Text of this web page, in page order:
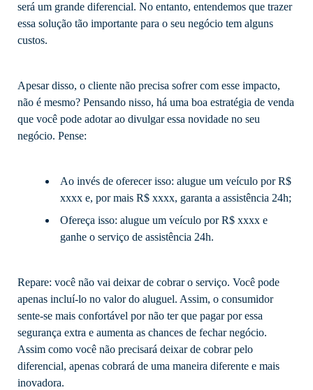
será um grande diferencial. No entanto, entendemos que trazer
essa solução tão importante para o seu negócio tem alguns
custos.
Apesar disso, o cliente não precisa sofrer com esse impacto,
não é mesmo? Pensando nisso, há uma boa estratégia de venda
que você pode adotar ao divulgar essa novidade no seu
negócio. Pense:
Ao invés de oferecer isso: alugue um veículo por R$
xxxx e, por mais R$ xxxx, garanta a assistência 24h;
Ofereça isso: alugue um veículo por R$ xxxx e
ganhe o serviço de assistência 24h.
Repare: você não vai deixar de cobrar o serviço. Você pode
apenas incluí-lo no valor do aluguel. Assim, o consumidor
sente-se mais confortável por não ter que pagar por essa
segurança extra e aumenta as chances de fechar negócio.
Assim como você não precisará deixar de cobrar pelo
diferencial, apenas cobrará de uma maneira diferente e mais
inovadora.